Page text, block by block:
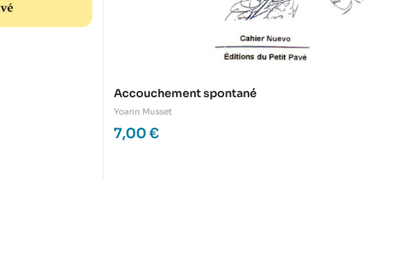
Accouchement spontané
Yoann Musset
7,00 €